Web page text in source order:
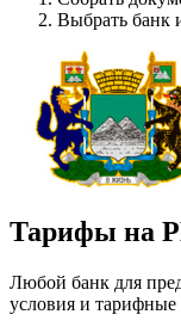
Выбрать банк
Тарифы на
Любой банк для
условия и тарифные